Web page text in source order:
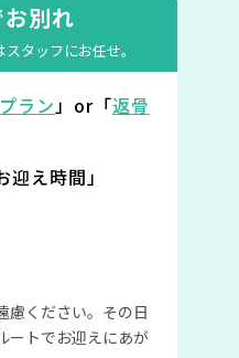
別れ
スタッフにお任せ。
ラン」or「返骨
え時間」
慮ください。その日
ートでお迎えにあが